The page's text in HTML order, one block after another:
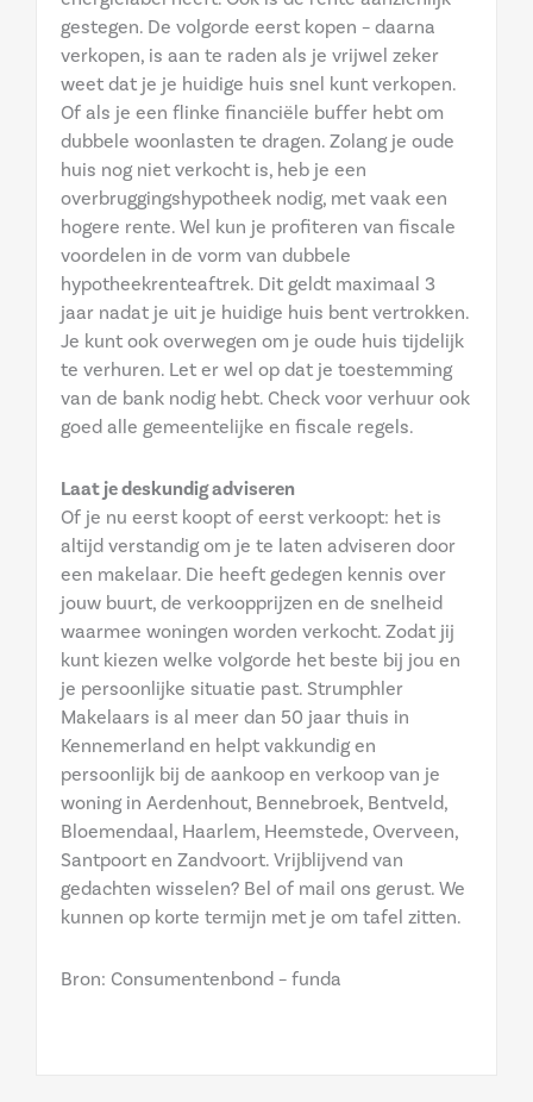
gestegen. De volgorde eerst kopen – daarna
verkopen, is aan te raden als je vrijwel zeker
weet dat je je huidige huis snel kunt verkopen.
Of als je een flinke financiële buffer hebt om
dubbele woonlasten te dragen. Zolang je oude
huis nog niet verkocht is, heb je een
overbruggingshypotheek nodig, met vaak een
hogere rente. Wel kun je profiteren van fiscale
voordelen in de vorm van dubbele
hypotheekrenteaftrek. Dit geldt maximaal 3
jaar nadat je uit je huidige huis bent vertrokken.
Je kunt ook overwegen om je oude huis tijdelijk
te verhuren. Let er wel op dat je toestemming
van de bank nodig hebt. Check voor verhuur ook
goed alle gemeentelijke en fiscale regels.
Laat je deskundig adviseren
Of je nu eerst koopt of eerst verkoopt: het is
altijd verstandig om je te laten adviseren door
een makelaar. Die heeft gedegen kennis over
jouw buurt, de verkoopprijzen en de snelheid
waarmee woningen worden verkocht. Zodat jij
kunt kiezen welke volgorde het beste bij jou en
je persoonlijke situatie past. Strumphler
Makelaars is al meer dan 50 jaar thuis in
Kennemerland en helpt vakkundig en
persoonlijk bij de aankoop en verkoop van je
woning in Aerdenhout, Bennebroek, Bentveld,
Bloemendaal, Haarlem, Heemstede, Overveen,
Santpoort en Zandvoort. Vrijblijvend van
gedachten wisselen? Bel of mail ons gerust. We
kunnen op korte termijn met je om tafel zitten.
Bron: Consumentenbond – funda